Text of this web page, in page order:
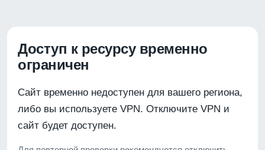
Доступ к ресурсу временно
ограничен
Сайт временно недоступен для вашего региона,
либо вы используете VPN. Отключите VPN и
сайт будет доступен.